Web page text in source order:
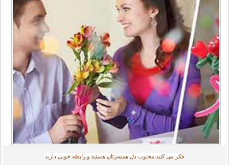
فکر می کنید محبوب دل همسرتان هستید و رابطه خوبی دارید